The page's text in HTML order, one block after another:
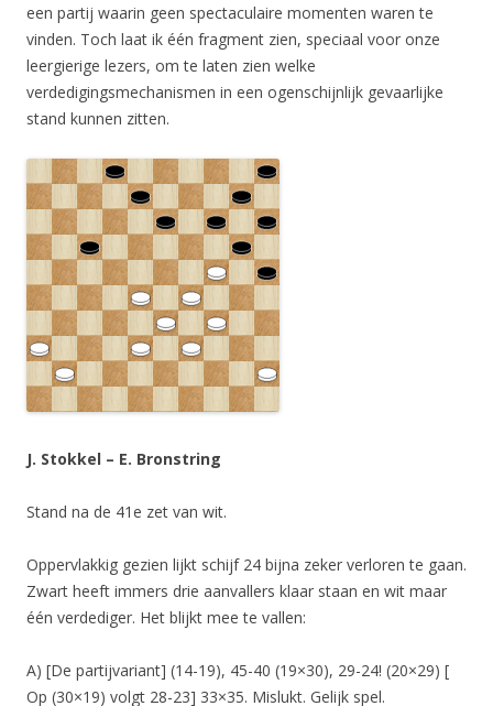
een partij waarin geen spectaculaire momenten waren te
vinden. Toch laat ik één fragment zien, speciaal voor onze
leergierige lezers, om te laten zien welke
verdedigingsmechanismen in een ogenschijnlijk gevaarlijke
stand kunnen zitten.
J. Stokkel – E. Bronstring
Stand na de 41e zet van wit.
Oppervlakkig gezien lijkt schijf 24 bijna zeker verloren te gaan.
Zwart heeft immers drie aanvallers klaar staan en wit maar
één verdediger. Het blijkt mee te vallen:
A) [De partijvariant] (14-19), 45-40 (19×30), 29-24! (20×29) [
Op (30×19) volgt 28-23] 33×35. Mislukt. Gelijk spel.